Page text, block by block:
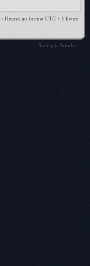
• Heures au format UTC + 1 heure
Style par Artodia